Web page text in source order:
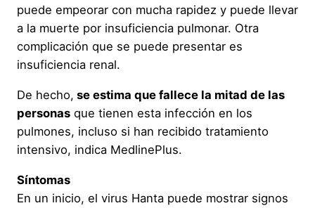
puede empeorar con mucha rapidez y puede llevar
a la muerte por insuficiencia pulmonar. Otra
complicación que se puede presentar es
insuficiencia renal.
De hecho, se estima que fallece la mitad de las
personas que tienen esta infección en los
pulmones, incluso si han recibido tratamiento
intensivo, indica MedlinePlus.
Síntomas
En un inicio, el virus Hanta puede mostrar signos